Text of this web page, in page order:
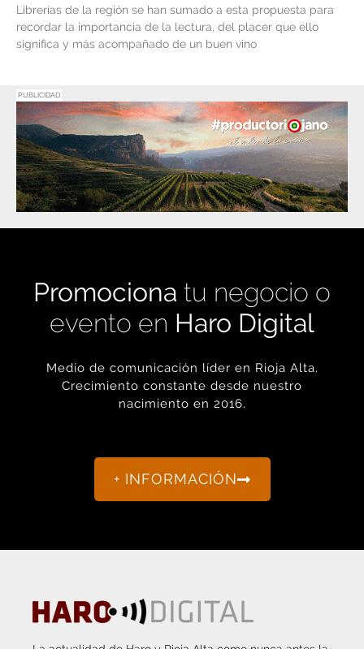
Librerías de la región se han sumado a esta propuesta para
recordar la importancia de la lectura, del placer que ello
significa y más acompañado de un buen vino
PUBLICIDAD
Promociona tu negocio o
evento en Haro Digital
Medio de comunicación líder en Rioja Alta.
Crecimiento constante desde nuestro
nacimiento en 2016.
+ INFORMACIÓN